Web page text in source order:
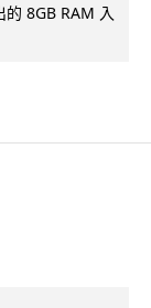
8GB RAM 入